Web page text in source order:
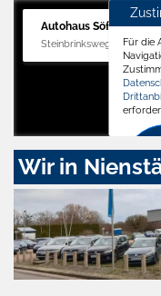
Autohaus Söffker
Steinbrinksweg 12, 31840
Für die
Wir in